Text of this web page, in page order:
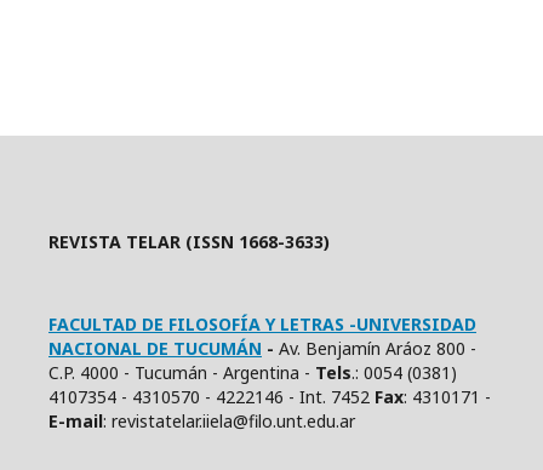
REVISTA TELAR (ISSN 1668-3633)
FACULTAD DE FILOSOFÍA Y LETRAS -UNIVERSIDAD
NACIONAL DE TUCUMÁN - Av. Benjamín Aráoz 800 -
C.P. 4000 - Tucumán - Argentina - Tels.: 0054 (0381)
4107354 - 4310570 - 4222146 - Int. 7452 Fax: 4310171 -
E-mail: revistatelar.iiela@filo.unt.edu.ar